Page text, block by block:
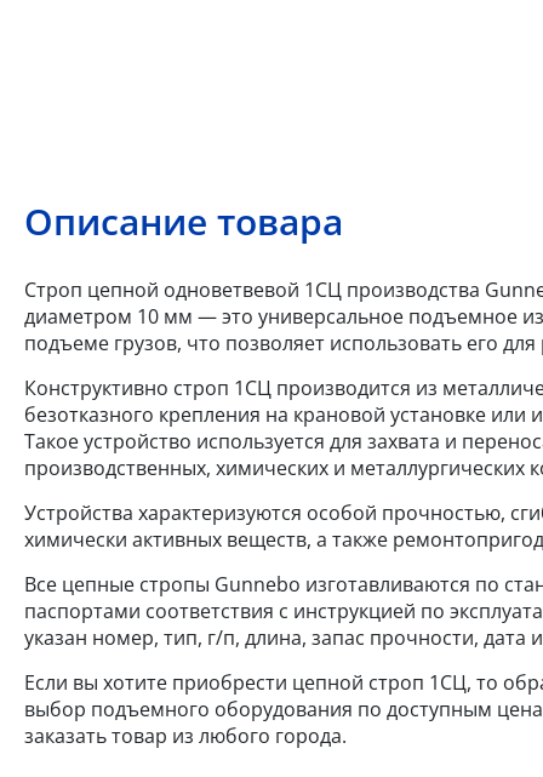
Описание товара
Строп цепной одноветвевой 1СЦ производства
диаметром 10 мм — это универсальное подъемное
подъеме грузов, что позволяет использовать его
Конструктивно строп 1СЦ производится из
безотказного крепления на крановой установке
Такое устройство используется для захвата и
производственных, химических и металлургических
Устройства характеризуются особой прочностью,
химически активных веществ, а также
Все цепные стропы Gunnebo изготавливаются по
паспортами соответствия с инструкцией по
указан номер, тип, г/п, длина, запас прочности,
Если вы хотите приобрести цепной строп 1СЦ, то
выбор подъемного оборудования по доступным
заказать товар из любого города.